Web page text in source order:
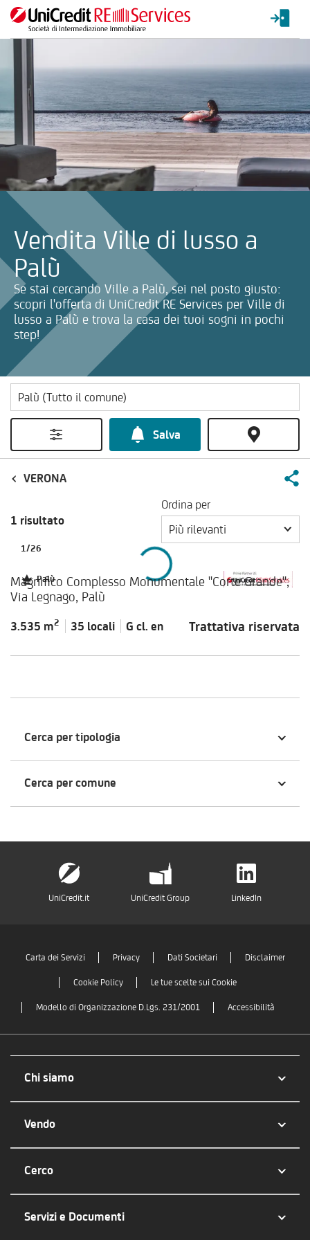
Vendita Ville di lusso a
Palù
Se stai cercando Ville a Palù, sei nel posto giusto:
scopri l'offerta di UniCredit RE Services per Ville di
lusso a Palù e trova la casa dei tuoi sogni in pochi
step!
Salva
VERONA
1 risultato
Ordina per
Più rilevanti
Palù
1/26
Magnifico Complesso Monumentale "Corte Grande",
Via Legnago, Palù
3.535 m2 35 locali G cl. en Trattativa riservata
Cerca per tipologia
Cerca per comune
UniCredit.it UniCredit Group LinkedIn
Carta dei Servizi Privacy Dati Societari Disclaimer
Cookie Policy Le tue scelte sui Cookie
Modello di Organizzazione D.Lgs. 231/2001 Accessibilità
Chi siamo
Vendo
Cerco
Servizi e Documenti